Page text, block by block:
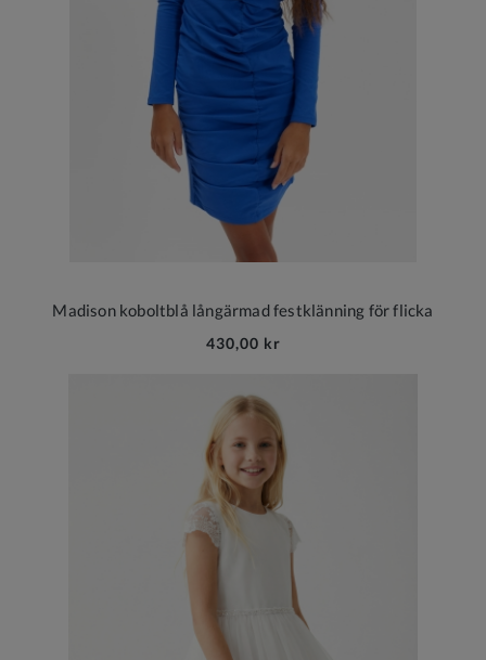
Madison koboltblå långärmad festklänning för flicka
430,00 kr